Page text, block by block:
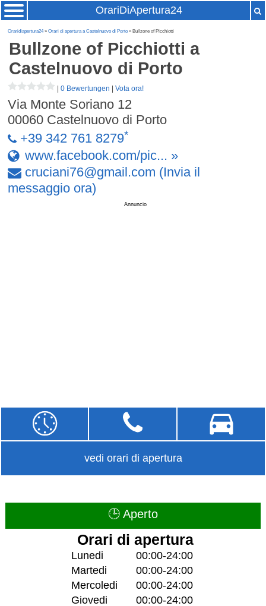
OrariDiApertura24
Oraridiapertura24»Orari di apertura a Castelnuovo di Porto » Bullzone of Picchiotti
Bullzone of Picchiotti a
Castelnuovo di Porto
|0 Bewertungen |Vota ora!
Via Monte Soriano 12
00060 Castelnuovo di Porto
+39 342 761 8279*
www.facebook.com/pic... »
cruciani76@gmail .com (Invia il
messaggio ora)
Annuncio
vedi orari di apertura
🕒 Aperto
Orari di apertura
Lunedi
00:00-24:00
Martedi
00:00-24:00
Mercoledi
00:00-24:00
Giovedi
00:00-24:00